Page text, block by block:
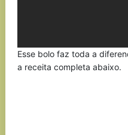
Esse bolo faz toda a
a receita completa abaixo.